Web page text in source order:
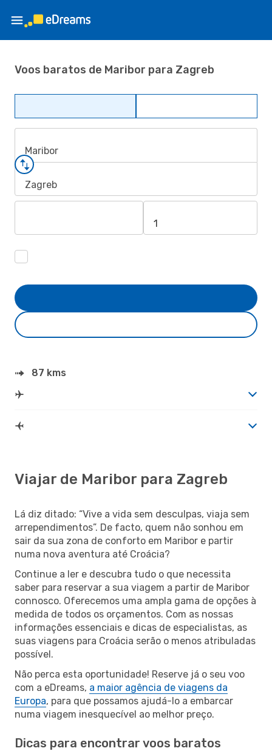
Voos baratos de Maribor para Zagreb
Maribor
Zagreb
1
87 kms
Viajar de Maribor para Zagreb
Lá diz ditado: “Vive a vida sem desculpas, viaja sem
arrependimentos”. De facto, quem não sonhou em
sair da sua zona de conforto em Maribor e partir
numa nova aventura até Croácia?
Continue a ler e descubra tudo o que necessita
saber para reservar a sua viagem a partir de Maribor
connosco. Oferecemos uma ampla gama de opções à
medida de todos os orçamentos. Com as nossas
informações essenciais e dicas de especialistas, as
suas viagens para Croácia serão o menos atribuladas
possível.
Não perca esta oportunidade! Reserve já o seu voo
com a eDreams, a maior agência de viagens da
Europa, para que possamos ajudá-lo a embarcar
numa viagem inesquecível ao melhor preço.
Dicas para encontrar voos baratos